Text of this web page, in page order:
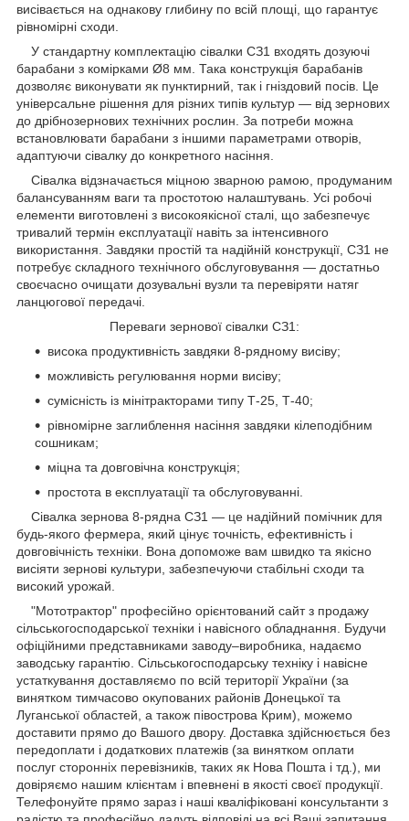
висівається на однакову глибину по всій площі, що гарантує
рівномірні сходи.
У стандартну комплектацію сівалки СЗ1 входять дозуючі
барабани з комірками Ø8 мм. Така конструкція барабанів
дозволяє виконувати як пунктирний, так і гніздовий посів. Це
універсальне рішення для різних типів культур — від зернових
до дрібнозернових технічних рослин. За потреби можна
встановлювати барабани з іншими параметрами отворів,
адаптуючи сівалку до конкретного насіння.
Сівалка відзначається міцною зварною рамою, продуманим
балансуванням ваги та простотою налаштувань. Усі робочі
елементи виготовлені з високоякісної сталі, що забезпечує
тривалий термін експлуатації навіть за інтенсивного
використання. Завдяки простій та надійній конструкції, СЗ1 не
потребує складного технічного обслуговування — достатньо
своєчасно очищати дозувальні вузли та перевіряти натяг
ланцюгової передачі.
Переваги зернової сівалки СЗ1:
висока продуктивність завдяки 8-рядному висіву;
можливість регулювання норми висіву;
сумісність із мінітракторами типу Т-25, Т-40;
рівномірне заглиблення насіння завдяки кілеподібним
сошникам;
міцна та довговічна конструкція;
простота в експлуатації та обслуговуванні.
Сівалка зернова 8-рядна СЗ1 — це надійний помічник для
будь-якого фермера, який цінує точність, ефективність і
довговічність техніки. Вона допоможе вам швидко та якісно
висіяти зернові культури, забезпечуючи стабільні сходи та
високий урожай.
"Мототрактор" професійно орієнтований сайт з продажу
сільськогосподарської техніки і навісного обладнання. Будучи
офіційними представниками заводу–виробника, надаємо
заводську гарантію. Сільськогосподарську техніку і навісне
устаткування доставляємо по всій території України (за
винятком тимчасово окупованих районів Донецької та
Луганської областей, а також півострова Крим), можемо
доставити прямо до Вашого двору. Доставка здійснюється без
передоплати і додаткових платежів (за винятком оплати
послуг сторонніх перевізників, таких як Нова Пошта і тд.), ми
довіряємо нашим клієнтам і впевнені в якості своєї продукції.
Телефонуйте прямо зараз і наші кваліфіковані консультанти з